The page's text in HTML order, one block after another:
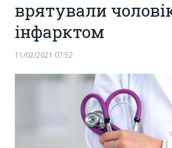
врятували
інфарктом
11/02/2021 07:52